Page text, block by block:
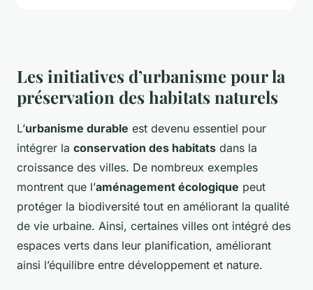
Les initiatives d’urbanisme pour la
préservation des habitats naturels
L’urbanisme durable est devenu essentiel pour
intégrer la conservation des habitats dans la
croissance des villes. De nombreux exemples
montrent que l’aménagement écologique peut
protéger la biodiversité tout en améliorant la qualité
de vie urbaine. Ainsi, certaines villes ont intégré des
espaces verts dans leur planification, améliorant
ainsi l’équilibre entre développement et nature.